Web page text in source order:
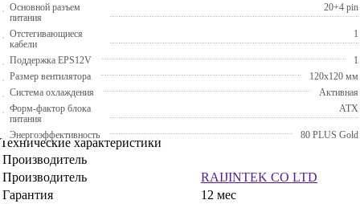
Основной разъем
питания
20+4 pin
Отстегивающиеся
кабели
1
Поддержка EPS12V
1
Размер вентилятора
120x120 мм
Система охлаждения
Активная
Форм-фактор блока
питания
ATX
Энергоэффективность 80 PLUS Gold
Технические характеристики
Производитель
Производитель
RAIJINTEK CO LTD
Гарантия
12 мес